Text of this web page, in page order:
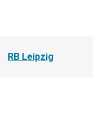
RB Leipzig